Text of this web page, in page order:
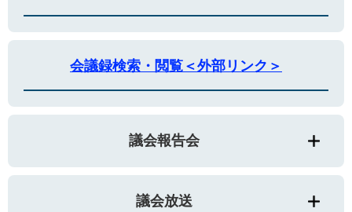
会議録検索・閲覧＜外部リンク＞
議会報告会
議会放送